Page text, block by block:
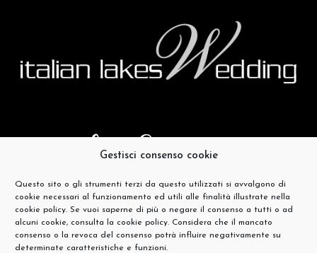
Gestisci consenso cookie
Questo sito o gli strumenti terzi da questo utilizzati si avvalgono di
cookie necessari al funzionamento ed utili alle finalità illustrate nella
cookie policy. Se vuoi saperne di più o negare il consenso a tutti o ad
alcuni cookie, consulta la cookie policy. Considera che il mancato
consenso o la revoca del consenso potrà influire negativamente su
determinate caratteristiche e funzioni.